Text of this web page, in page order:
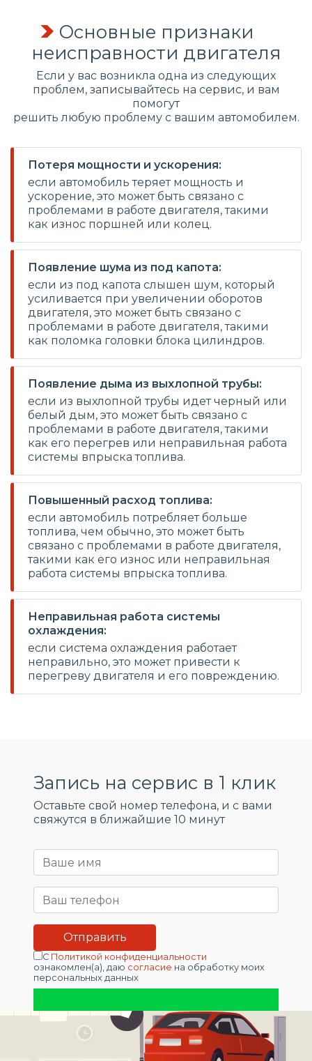
Основные признаки
неисправности двигателя
Если у вас возникла одна из следующих
проблем, записывайтесь на сервис, и вам
помогут
решить любую проблему с вашим автомобилем.
Потеря мощности и ускорения:
если автомобиль теряет мощность и
ускорение, это может быть связано с
проблемами в работе двигателя, такими
как износ поршней или колец.
Появление шума из под капота:
если из под капота слышен шум, который
усиливается при увеличении оборотов
двигателя, это может быть связано с
проблемами в работе двигателя, такими
как поломка головки блока цилиндров.
Появление дыма из выхлопной трубы:
если из выхлопной трубы идет черный или
белый дым, это может быть связано с
проблемами в работе двигателя, такими
как его перегрев или неправильная работа
системы впрыска топлива.
Повышенный расход топлива:
если автомобиль потребляет больше
топлива, чем обычно, это может быть
связано с проблемами в работе двигателя,
такими как его износ или неправильная
работа системы впрыска топлива.
Неправильная работа системы
охлаждения:
если система охлаждения работает
неправильно, это может привести к
перегреву двигателя и его повреждению.
Запись на сервис в 1 клик
Оставьте свой номер телефона, и c вами
свяжутся в ближайшие 10 минут
С Политикой конфиденциальности
ознакомлен(а), даю согласие на обработку моих
персональных данных